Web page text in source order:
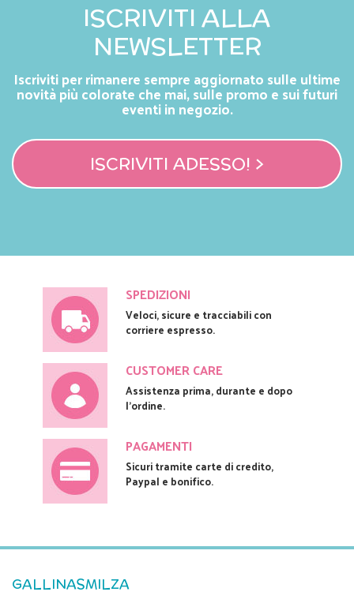
ISCRIVITI ALLA
NEWSLETTER
Iscriviti per rimanere sempre aggiornato sulle ultime
novità più colorate che mai, sulle promo e sui futuri
eventi in negozio.
ISCRIVITI ADESSO! >
SPEDIZIONI
Veloci, sicure e tracciabili con
corriere espresso.
CUSTOMER CARE
Assistenza prima, durante e dopo
l'ordine.
PAGAMENTI
Sicuri tramite carte di credito,
Paypal e bonifico.
GALLINASMILZA